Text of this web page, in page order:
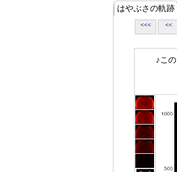
はやぶさの軌跡
<<< <<
♪この